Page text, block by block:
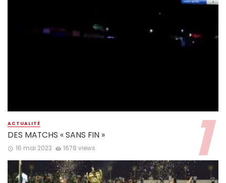
ACTUALITÉ
DES MATCHS « SANS FIN »
16 mai 2023 1678 views